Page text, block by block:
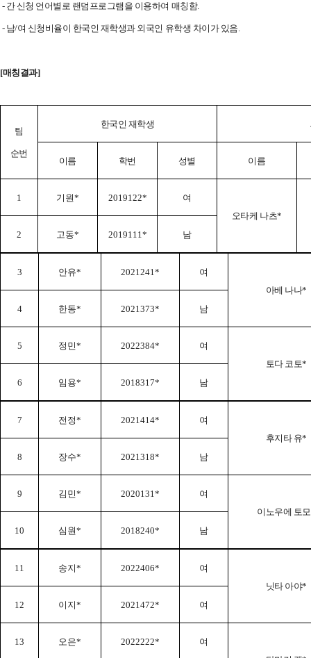
- 간 신청 언어별로 랜덤프로그램을 이용하여 매칭함.
- 남/여 신청비율이 한국인 재학생과 외국인 유학생 차이가 있음.
[매칭결과]
팀
순번
한국인 재학생
이름 학번 성별 이름
1 기원* 2019122*
여
오타케 나츠*
2
고동* 2019111* 남
3 안유* 2021241*
여
아베 나나*
4
한동* 2021373* 남
5 정민* 2022384*
여
토다 코토*
6
임용* 2018317* 남
7 전정* 2021414*
여
후지타 유*
8
장수* 2021318* 남
9 김민* 2020131*
여
이노우에 토모
10
심원* 2018240* 남
11 송지* 2022406*
여
닛타 아야*
12
이지* 2021472* 여
13 오은* 2022222*
여